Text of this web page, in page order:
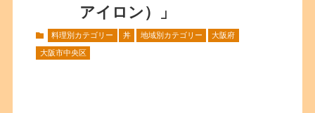
アイロン）」
料理別カテゴリー 丼 地域別カテゴリー 大阪府
大阪市中央区